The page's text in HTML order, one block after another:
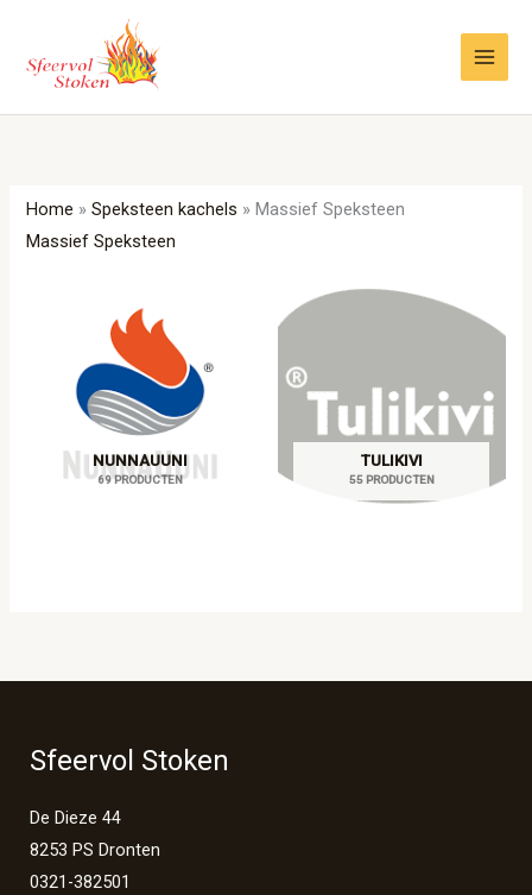
inhoud
Home »Speksteen kachels » Massief Speksteen
Massief Speksteen
NUNNAUUNI
69 PRODUCTEN
TULIKIVI
55 PRODUCTEN
Sfeervol Stoken
De Dieze 44
8253 PS Dronten
0321-382501